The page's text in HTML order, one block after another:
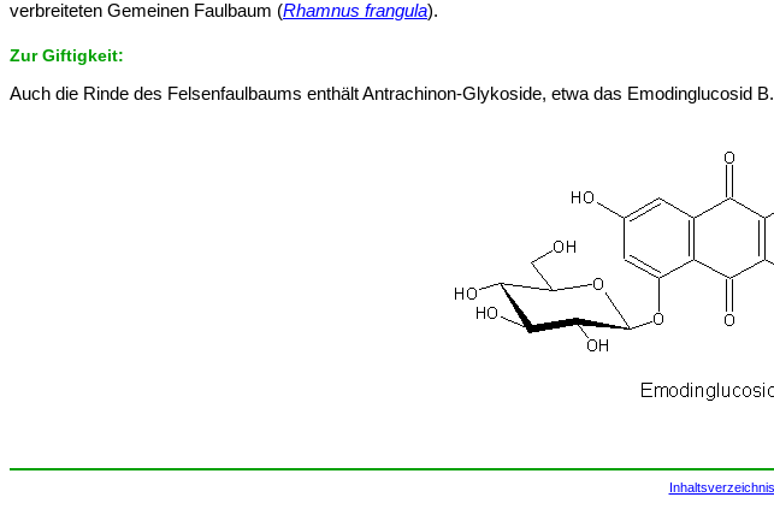
verbreiteten Gemeinen Faulbaum (Rhamnus frangula).
Zur Giftigkeit:
Auch die Rinde des Felsenfaulbaums enthält Antrachinon-Glykoside, etwa das Emodinglucosid
Inhaltsverzeichnis